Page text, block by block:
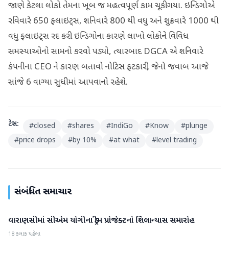
જાણે કેટલા લોકો તેમના ખૂબ જ મહત્વપૂર્ણ કામ ચૂકી ગયા. ઇન્ડિગોએ
રવિવારે 650 ફ્લાઇટ્સ, શનિવારે 800 થી વધુ અને શુક્રવારે 1000 થી
વધુ ફ્લાઇટ્સ રદ કરી. ઇન્ડિગોના કારણે લાખો લોકોને વિવિધ
સમસ્યાઓનો સામનો કરવો પડ્યો, ત્યારબાદ DGCA એ શનિવારે
કંપનીના CEO ને કારણ બતાવો નોટિસ ફટકારી, જેનો જવાબ આજે
સાંજે 6 વાગ્યા સુધીમાં આપવાનો રહેશે.
ટેગ્સ: #closed #shares #IndiGo #Know #plunge
#price drops #by 10% #at what #level trading
સંબંધિત સમાચાર
રાષ્ટ્રીય
વારાણસીમાં સીએમ યોગીના ડ્રીમ પ્રોજેક્ટનો શિલાન્યાસ સમારોહ
18 કલાક પહેલા